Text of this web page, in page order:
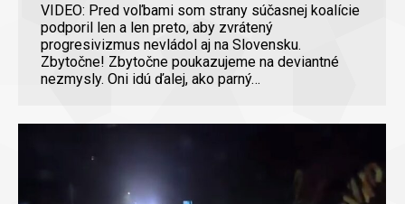
VIDEO: Pred voľbami som strany súčasnej koalície
podporil len a len preto, aby zvrátený
progresivizmus nevládol aj na Slovensku.
Zbytočne! Zbytočne poukazujeme na deviantné
nezmysly. Oni idú ďalej, ako parný…